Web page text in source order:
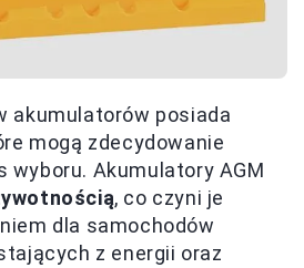
akumulatorów posiada
mogą zdecydowanie
wyboru. Akumulatory AGM
, co czyni je
dla samochodów
z energii oraz